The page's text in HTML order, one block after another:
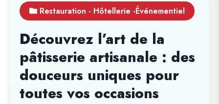
Restauration - Hôtellerie -Événementiel
Découvrez l’art de la
pâtisserie artisanale : des
douceurs uniques pour
toutes vos occasions